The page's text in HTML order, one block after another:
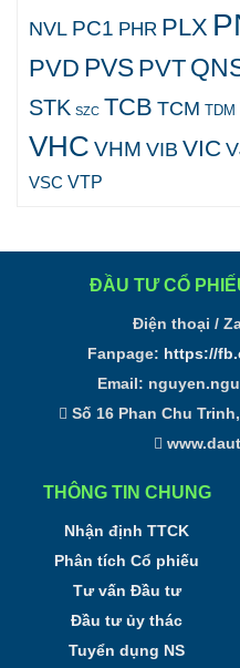
NVL PC1 PHR PLX
PVD PVS PVT
STK SZC TCB TCM TDM
VHC VHM VIB VIC
VSC VTP
ĐẦU TƯ CỔ
Điện thoại /
Fanpage: https://
Email:
Số 16 Phan Chu
THÔNG TIN CHUNG
Nhận định TTCK
Phân tích Cổ phiếu
Tư vấn Đầu tư
Đầu tư ủy thác
Tuyển dụng NS